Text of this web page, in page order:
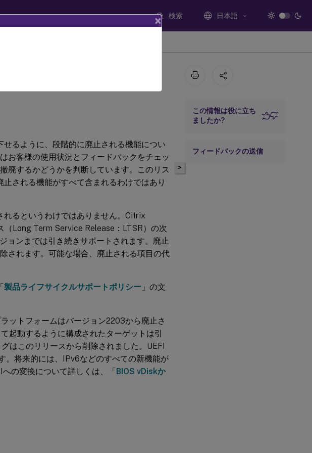
検索 日本語
るように、段階的に廃止される機能につい
お客様の使用状況とフィードバックをチェッ
廃するかどうかを判断しています。このリス
される機能がすべて含まれるわけではあり
れるというわけではありません。Citrix
Long Term Service Release：LTSR）の次
ンまでは引き続きサポートされます。廃止
されます。可能な場合、廃止される項目の代
製品ライフサイクルサポートポリシー 」の文
ラットフォームはバージョン2203から廃止さ
起動するように構成されたターゲットは引
はこのリリースから削除されました。UEFI
。将来的には、IPv6などのすべての新機能が
の変換について詳しくは、「BIOS vDiskか
>
この情報は役に立ち
ましたか?
フィードバックの送信
×